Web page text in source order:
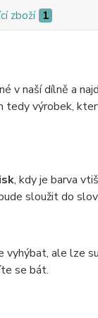
zboží 1
v naší dílně a
tedy výrobek,
, kdy je barva
sloužit do
vyhýbat, ale lze
se bát.